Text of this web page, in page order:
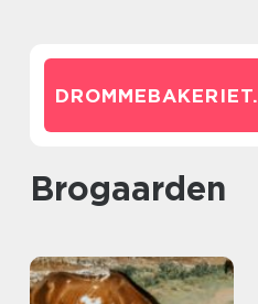
DROMMEBAKERIET.
Brogaarden